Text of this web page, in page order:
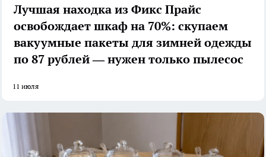
Лучшая находка из Фикс Прайс
освобождает шкаф на 70%: скупаем
вакуумные пакеты для зимней одежды
по 87 рублей — нужен только пылесос
11 июля